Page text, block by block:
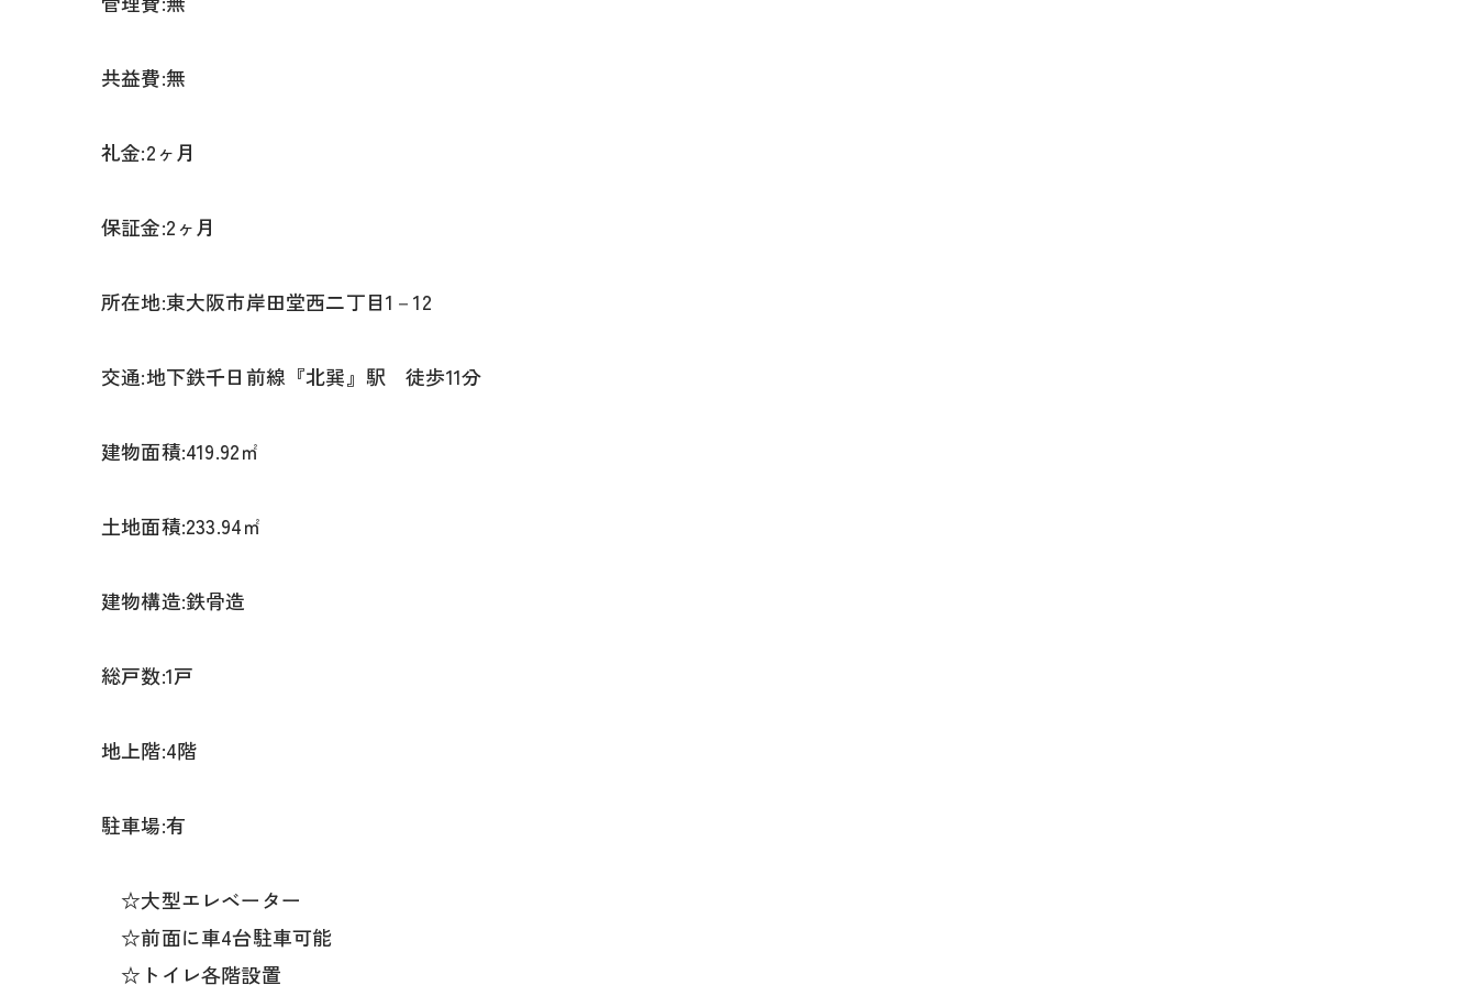
共益費:無
礼金:2ヶ月
保証金:2ヶ月
所在地:東大阪市岸田堂西二丁目1－12
交通:地下鉄千日前線『北巽』駅 徒歩11分
建物面積:419.92㎡
土地面積:233.94㎡
建物構造:鉄骨造
総戸数:1戸
地上階:4階
駐車場:有
☆大型エレベーター
☆前面に車4台駐車可能
☆トイレ各階設置